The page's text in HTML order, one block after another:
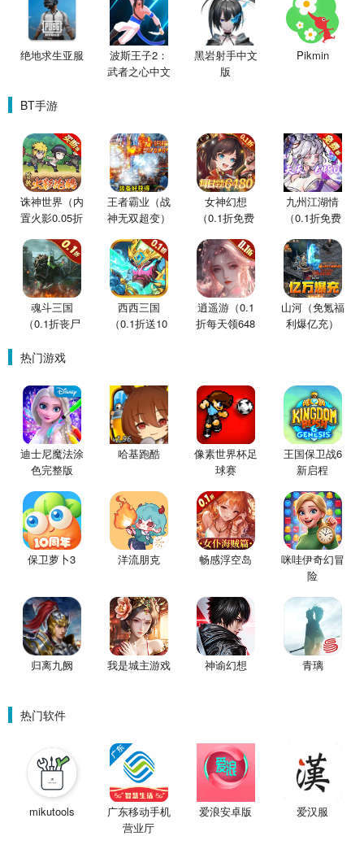
绝地求生亚服
波斯王子2：
武者之心中文
黑岩射手中文
版
Pikmin
BT手游
诛神世界（内
置火影0.05折
王者霸业（战
神无双超变）
女神幻想
（0.1折免费
九州江湖情
（0.1折免费
魂斗三国
（0.1折丧尸
西西三国
（0.1折送10
逍遥游（0.1
折每天领648
山河（免氪福
利爆亿充）
热门游戏
迪士尼魔法涂
色完整版
哈基跑酷
像素世界杯足
球赛
王国保卫战6
新启程
保卫萝卜3 洋流朋克 畅感浮空岛
咪哇伊奇幻冒
险
归离九阙 我是城主游戏 神谕幻想 青璃
热门软件
mikutools
广东移动手机
营业厅
爱浪安卓版 爱汉服